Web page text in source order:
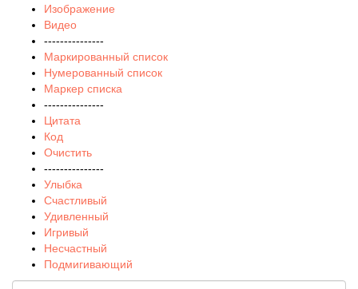
Изображение
Видео
---------------
Маркированный список
Нумерованный список
Маркер списка
---------------
Цитата
Код
Очистить
---------------
Улыбка
Счастливый
Удивленный
Игривый
Несчастный
Подмигивающий